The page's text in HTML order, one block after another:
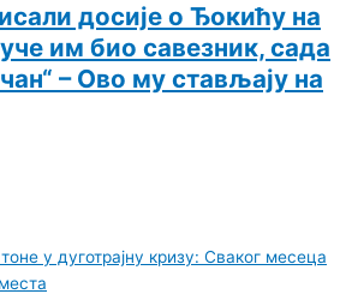
досије о Ђокићу на
им био савезник, сада
– Ово му стављају на